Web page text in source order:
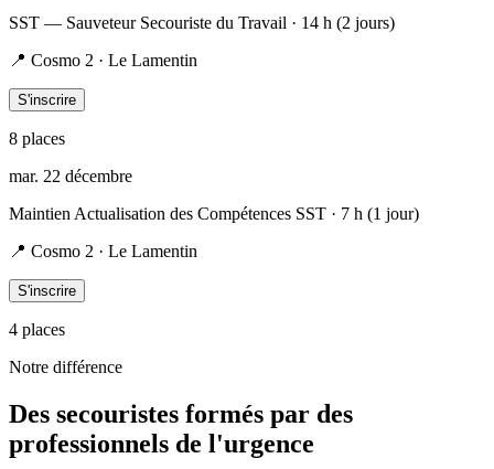
SST — Sauveteur Secouriste du Travail · 14 h (2 jours)
📍 Cosmo 2 · Le Lamentin
S'inscrire
8 places
mar. 22 décembre
Maintien Actualisation des Compétences SST · 7 h (1 jour)
📍 Cosmo 2 · Le Lamentin
S'inscrire
4 places
Notre différence
Des secouristes formés par des
professionnels de l'urgence